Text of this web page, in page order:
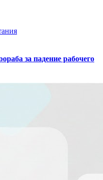
за падение рабочего